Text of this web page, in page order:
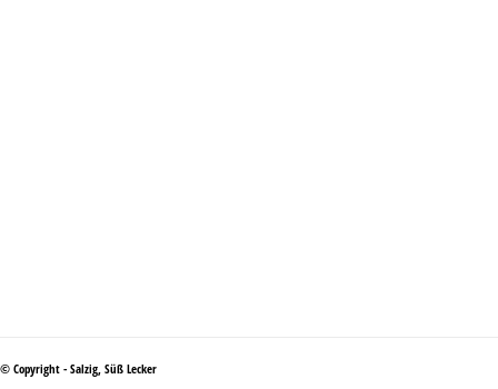
© Copyright - Salzig, Süß Lecker